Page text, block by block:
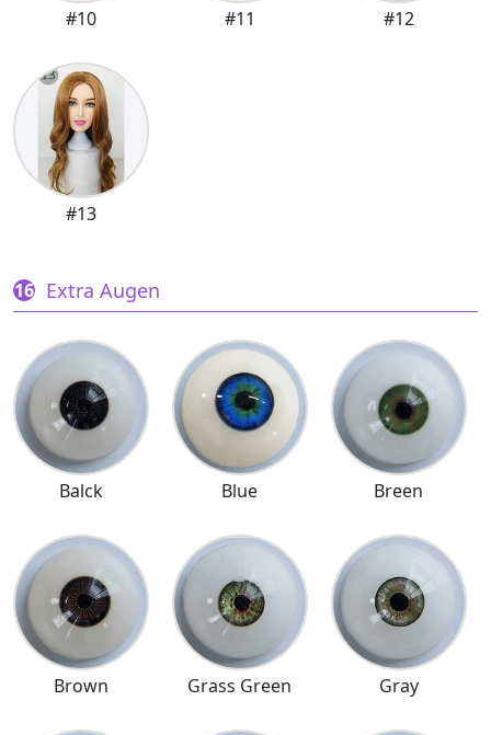
#10 #11 #12
#13
Extra Augen
Balck Blue Breen
Brown Grass Green Gray